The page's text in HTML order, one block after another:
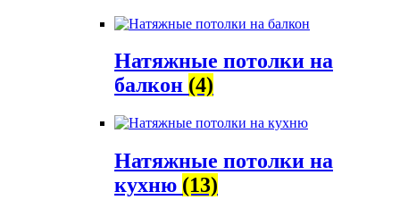
Натяжные потолки на
балкон (4)
Натяжные потолки на
кухню (13)